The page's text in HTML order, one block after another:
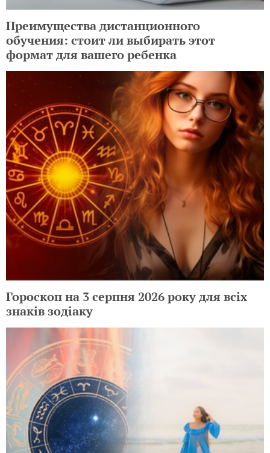
Преимущества дистанционного
обучения: стоит ли выбирать этот
формат для вашего ребенка
Гороскоп на 3 серпня 2026 року для всіх
знаків зодіаку